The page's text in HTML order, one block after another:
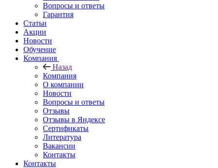
Вопросы и ответы
Гарантия
Статьи
Акции
Новости
Обучение
Компания
Назад
Компания
О компании
Новости
Вопросы и ответы
Отзывы
Отзывы в Яндексе
Сертификаты
Литература
Вакансии
Контакты
Контакты